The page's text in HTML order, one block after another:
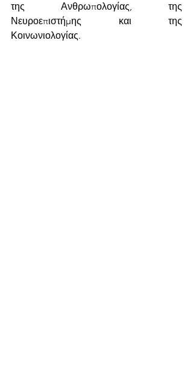
της Ανθρωπολογίας, της
Νευροεπιστήμης και της
Κοινωνιολογίας.